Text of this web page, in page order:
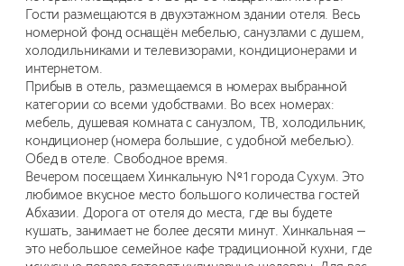
Гости размещаются в двухэтажном здании отеля. Весь
номерной фонд оснащён мебелью, санузлами с душем,
холодильниками и телевизорами, кондиционерами и
интернетом.
Прибыв в отель, размещаемся в номерах выбранной
категории со всеми удобствами. Во всех номерах:
мебель, душевая комната с санузлом, ТВ, холодильник,
кондиционер (номера большие, с удобной мебелью).
Обед в отеле. Свободное время.
Вечером посещаем Хинкальную №1 города Сухум. Это
любимое вкусное место большого количества гостей
Абхазии. Дорога от отеля до места, где вы будете
кушать, занимает не более десяти минут. Хинкальная —
это небольшое семейное кафе традиционной кухни, где